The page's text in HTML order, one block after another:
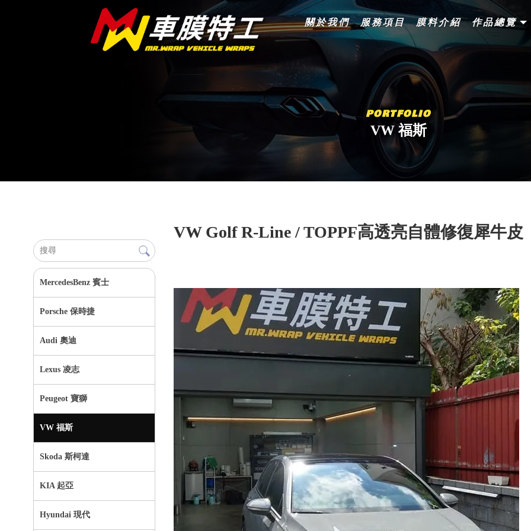
關於我們 服務項目 膜料介紹 作品總覽
VW 福斯
MercedesBenz 賓士
Porsche 保時捷
Audi 奧迪
Lexus 凌志
Peugeot 寶獅
VW 福斯
Skoda 斯柯達
KIA 起亞
Hyundai 現代
VW Golf R-Line / TOPPF高透亮自體修復犀牛皮